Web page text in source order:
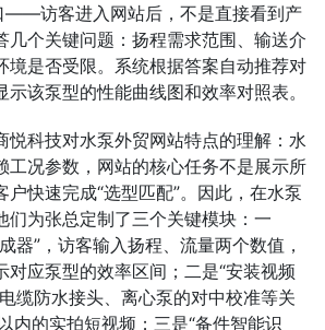
——访客进入网站后，不是直接看到产
几个关键问题：扬程需求范围、输送介
境是否受限。系统根据答案自动推荐对
该泵型的性能曲线图和效率对照表。
悦科技对水泵外贸网站特点的理解：水
工况参数，网站的核心任务不是展示所
户快速完成“选型匹配”。因此，在水泵
们为张总定制了三个关键模块：一
器”，访客输入扬程、流量两个数值，
对应泵型的效率区间；二是“安装视频
缆防水接头、离心泵的对中校准等关
内的实拍短视频；三是“备件智能识